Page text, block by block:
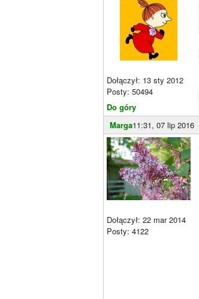
Dołączył: 13 sty 2012
Posty: 50494
Do góry
Marga11:31, 07 lip 2016
Dołączył: 22 mar 2014
Posty: 4122